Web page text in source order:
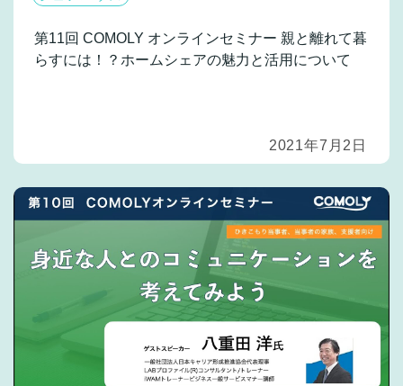
第11回 COMOLY オンラインセミナー 親と離れて暮
らすには！？ホームシェアの魅力と活用について
2021年7月2日